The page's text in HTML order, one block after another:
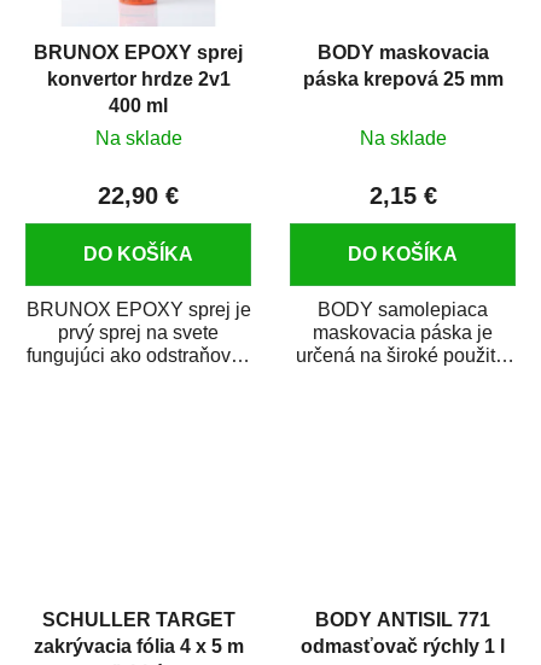
BRUNOX EPOXY sprej
konvertor hrdze 2v1
400 ml
Na sklade
22,90 €
DO KOŠÍKA
BRUNOX EPOXY sprej je
prvý sprej na svete
fungujúci ako odstraňovač
BODY maskovacia
páska krepová 25 mm
Na sklade
2,15 €
DO KOŠÍKA
BODY samolepiaca
maskovacia páska je
určená na široké použitie
SCHULLER TARGET
zakrývacia fólia 4 x 5 m
BODY ANTISIL 771
odmasťovač rýchly 1 l